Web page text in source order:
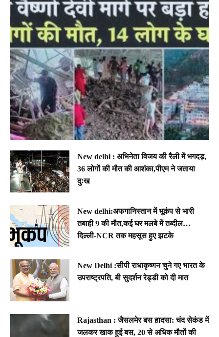
New delhi : अभिनेता विजय की रैली में भगदड़,
36 लोगों की मौत की आशंका,पीएम ने जताया
दुःख
New delhi:अफगानिस्तान में भूकंप से भारी
तबाही 9 की मौत,कई घर मलबे में तब्दील…
दिल्ली-NCR तक महसूस हुए झटके
New Delhi :सीपी राधाकृष्णन चुने गए भारत के
उपराष्ट्रपति, बी सुदर्शन रेड्डी को दी मात
Rajasthan : जैसलमेर बस हादसा: चंद सेकंड में
जलकर खाक हुई बस, 20 से अधिक मौतों की